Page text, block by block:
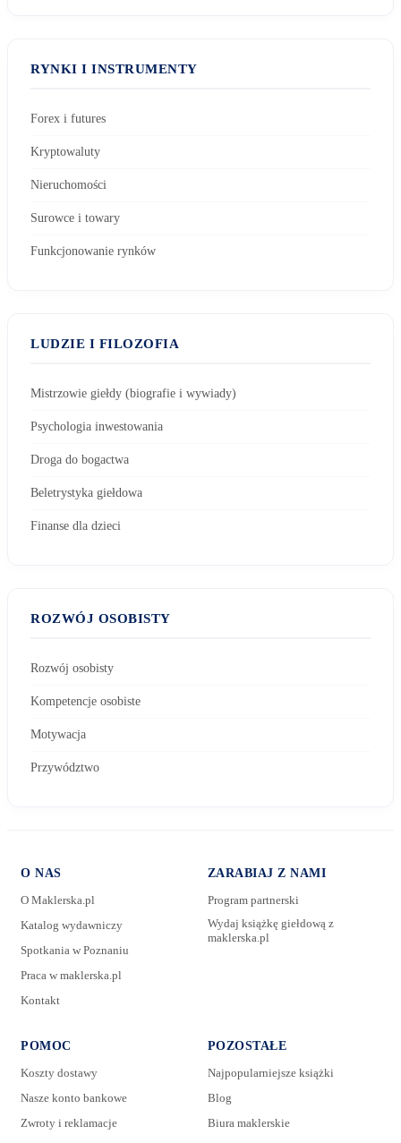
RYNKI I INSTRUMENTY
Forex i futures
Kryptowaluty
Nieruchomości
Surowce i towary
Funkcjonowanie rynków
LUDZIE I FILOZOFIA
Mistrzowie giełdy (biografie i wywiady)
Psychologia inwestowania
Droga do bogactwa
Beletrystyka giełdowa
Finanse dla dzieci
ROZWÓJ OSOBISTY
Rozwój osobisty
Kompetencje osobiste
Motywacja
Przywództwo
O NAS
O Maklerska.pl
Katalog wydawniczy
Spotkania w Poznaniu
Praca w maklerska.pl
Kontakt
ZARABIAJ Z NAMI
Program partnerski
Wydaj książkę giełdową z
maklerska.pl
POMOC
Koszty dostawy
Nasze konto bankowe
Zwroty i reklamacje
POZOSTAŁE
Najpopularniejsze książki
Blog
Biura maklerskie
E-mail: